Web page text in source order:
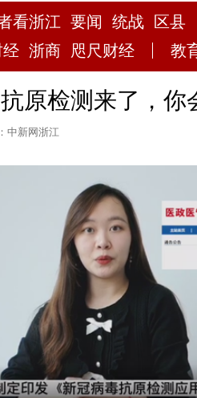
看浙江 要闻 统战
区县
经 浙商 咫尺财经 教
抗原检测来了，你
中新网浙江